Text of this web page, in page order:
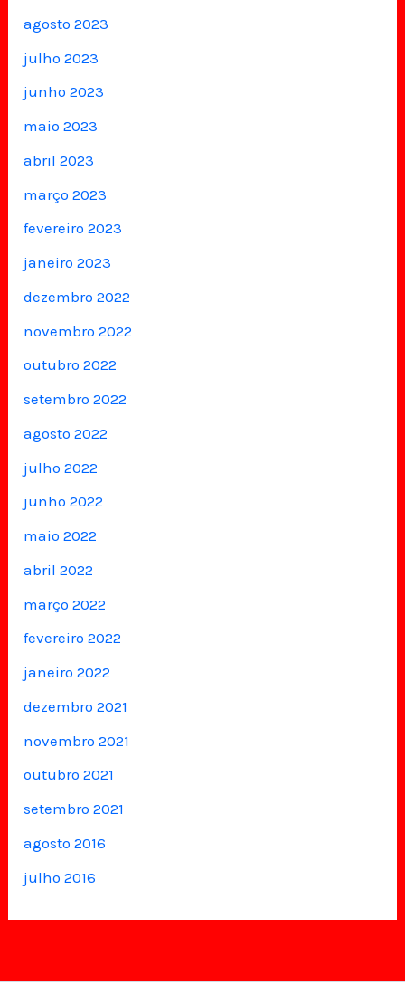
agosto 2023
julho 2023
junho 2023
maio 2023
abril 2023
março 2023
fevereiro 2023
janeiro 2023
dezembro 2022
novembro 2022
outubro 2022
setembro 2022
agosto 2022
julho 2022
junho 2022
maio 2022
abril 2022
março 2022
fevereiro 2022
janeiro 2022
dezembro 2021
novembro 2021
outubro 2021
setembro 2021
agosto 2016
julho 2016